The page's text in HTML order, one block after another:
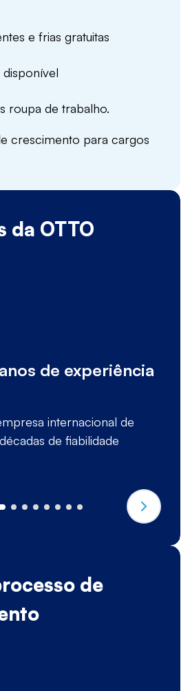
e frias gratuitas
disponível
roupa de trabalho.
crescimento para cargos
da OTTO
de experiência
internacional de
de fiabilidade
de